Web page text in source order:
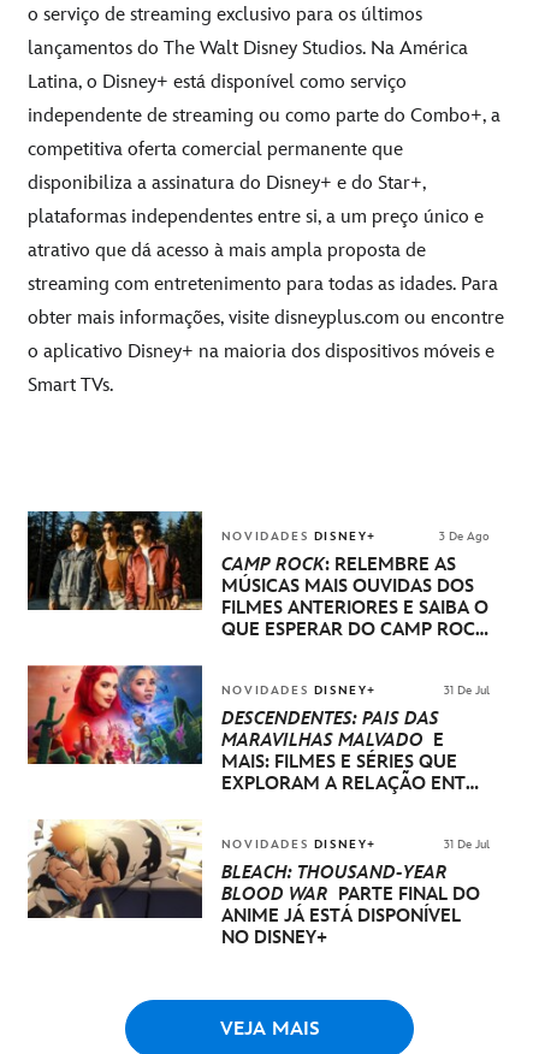
o serviço de streaming exclusivo para os últimos
lançamentos do The Walt Disney Studios. Na América
Latina, o Disney+ está disponível como serviço
independente de streaming ou como parte do Combo+, a
competitiva oferta comercial permanente que
disponibiliza a assinatura do Disney+ e do Star+,
plataformas independentes entre si, a um preço único e
atrativo que dá acesso à mais ampla proposta de
streaming com entretenimento para todas as idades. Para
obter mais informações, visite disneyplus.com ou encontre
o aplicativo Disney+ na maioria dos dispositivos móveis e
Smart TVs.
NOVIDADES DISNEY+ 3 De Ago
CAMP ROCK: RELEMBRE AS
MÚSICAS MAIS OUVIDAS DOS
FILMES ANTERIORES E SAIBA O
QUE ESPERAR DO CAMP ROCK
NOVIDADES DISNEY+ 31 De Jul
DESCENDENTES: PAÍS DAS
MARAVILHAS MALVADO E
MAIS: FILMES E SÉRIES QUE
EXPLORAM A RELAÇÃO ENTRE
NOVIDADES DISNEY+ 31 De Jul
BLEACH: THOUSAND-YEAR
BLOOD WAR PARTE FINAL DO
ANIME JÁ ESTÁ DISPONÍVEL
NO DISNEY+
VEJA MAIS